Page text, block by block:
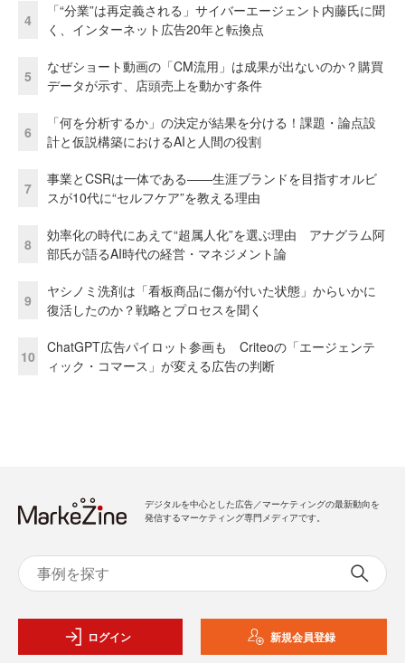
4
「“分業”は再定義される」サイバーエージェント内藤氏に聞
く、インターネット広告20年と転換点
5
なぜショート動画の「CM流用」は成果が出ないのか？購買
データが示す、店頭売上を動かす条件
6
「何を分析するか」の決定が結果を分ける！課題・論点設
計と仮説構築におけるAIと人間の役割
7
事業とCSRは一体である――生涯ブランドを目指すオルビ
スが10代に“セルフケア”を教える理由
8
効率化の時代にあえて“超属人化”を選ぶ理由 アナグラム阿
部氏が語るAI時代の経営・マネジメント論
9
ヤシノミ洗剤は「看板商品に傷が付いた状態」からいかに
復活したのか？戦略とプロセスを聞く
10
ChatGPT広告パイロット参画も Criteoの「エージェンテ
ィック・コマース」が変える広告の判断
デジタルを中心とした広告／マーケティングの最新動向を
発信するマーケティング専門メディアです。
ログイン 新規会員登録